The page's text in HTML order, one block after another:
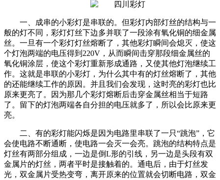
一、成串的小彩灯是串联的。但彩灯内部灯丝的结构与一
般的灯不同，彩灯灯丝下边多并联了一段涂有氧化铜的细金属
丝。一旦有一个彩灯灯丝熔断了，其他彩灯瞬间会熄灭，使这
个灯泡两端的电压得到220V，从而瞬间击穿那段细金属丝的
氧化铜涂层，使这个彩灯重新形成通路，又使其他灯泡继续工
作。这就是串联的小彩灯，为什么其中有的灯丝熔断了，其他
的还能继续工作的原因。并且我们会发现，这时亮的彩灯也比
原来更亮了。因为那几个彩灯熔断后击穿金属丝相当于短路
了。留下的灯泡两端各自分担的电压就多了，所以会比原来更
亮。
二、有的彩灯能闪烁是因为电路里串联了一只“跳泡”，它
会使电路不断通断，使电路一会灭一会亮。跳泡的结构特点是
灯丝有两部分组成，一边是倒L形的引线，另一边是头段有双
金属片的灯丝，两者平时是接触着的。通电后，由于灯丝发
光，双金属片受热变弯，离开原来的位置就会切断电路，双金